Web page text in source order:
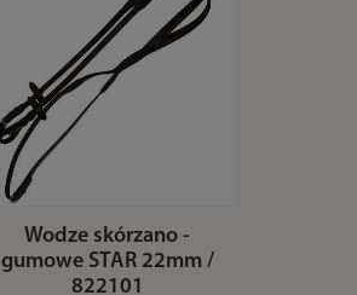
Wodze skórzano -
gumowe STAR 22mm /
822101